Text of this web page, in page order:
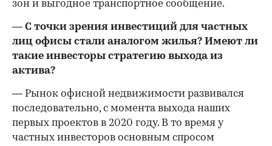
зон и выгодное транспортное сообщение.
— С точки зрения инвестиций для частных
лиц офисы стали аналогом жилья? Имеют ли
такие инвесторы стратегию выхода из
актива?
— Рынок офисной недвижимости развивался
последовательно, с момента выхода наших
первых проектов в 2020 году. В то время у
частных инвесторов основным спросом